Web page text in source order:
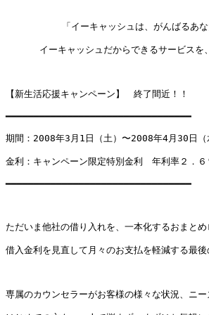
「イーキャッシュは、がんばるあな
イーキャッシュだからできるサービスを
【新生活応援キャンペーン】　終了間近！！
━━━━━━━━━━━━━━━━━━━━━━━━━━━━━━━━━
期間：2008年3月1日（土）〜2008年4月30日（
金利：キャンペーン限定特別金利　年利率２．
━━━━━━━━━━━━━━━━━━━━━━━━━━━━━━━━━
ただいま他社の借り入れを、一本化するおまと
借入金利を見直して月々のお支払を軽減する最後
専属のカウンセラーがお客様の様々な状況、ニー